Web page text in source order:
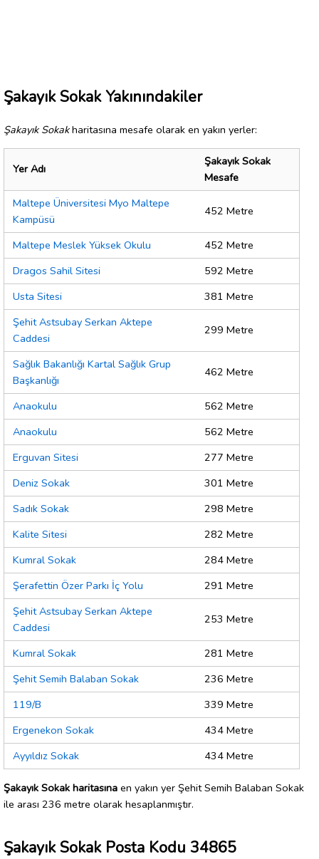
Şakayık Sokak Yakınındakiler
Şakayık Sokakharitasına mesafe olarak en yakın yerler:
Yer Adı
Şakayık Sokak
Mesafe
Maltepe Üniversitesi Myo Maltepe
Kampüsü
452 Metre
Maltepe Meslek Yüksek Okulu
452 Metre
Dragos Sahil Sitesi
592 Metre
Usta Sitesi
381 Metre
Şehit Astsubay Serkan Aktepe
Caddesi
299 Metre
Sağlık Bakanlığı Kartal Sağlık Grup
Başkanlığı
462 Metre
Anaokulu
562 Metre
Anaokulu
562 Metre
Erguvan Sitesi
277 Metre
Deniz Sokak
301 Metre
Sadık Sokak
298 Metre
Kalite Sitesi
282 Metre
Kumral Sokak
284 Metre
Şerafettin Özer Parkı İç Yolu
291 Metre
Şehit Astsubay Serkan Aktepe
Caddesi
253 Metre
Kumral Sokak
281 Metre
Şehit Semih Balaban Sokak
236 Metre
119/B
339 Metre
Ergenekon Sokak
434 Metre
Ayyıldız Sokak
434 Metre
Şakayık Sokak haritasına en yakın yer Şehit Semih Balaban Sokak
ile arası 236 metre olarak hesaplanmıştır.
Şakayık Sokak Posta Kodu 34865